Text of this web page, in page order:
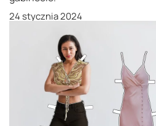
24 stycznia 2024